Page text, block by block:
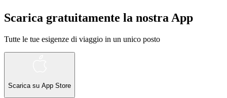
Scarica gratuitamente la nostra App
Tutte le tue esigenze di viaggio in un unico posto
Scarica su App Store